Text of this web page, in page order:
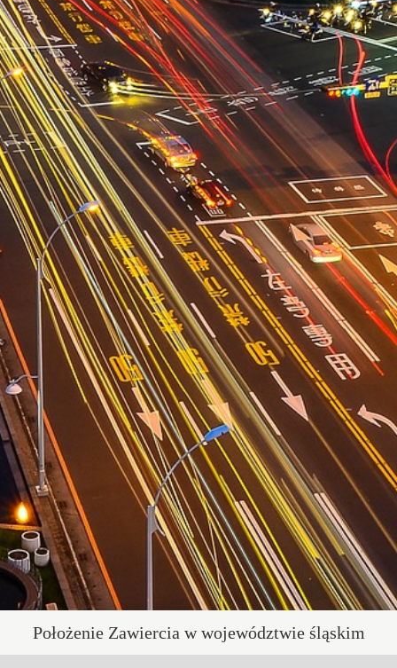
Położenie Zawiercia w województwie śląskim